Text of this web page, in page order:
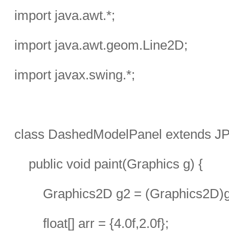
import java.awt.*;
import java.awt.geom.Line2D;
import javax.swing.*;
class DashedModelPanel extends
public void paint(Graphics g) {
Graphics2D g2 =
float[] arr = {4.0f,2.0f};